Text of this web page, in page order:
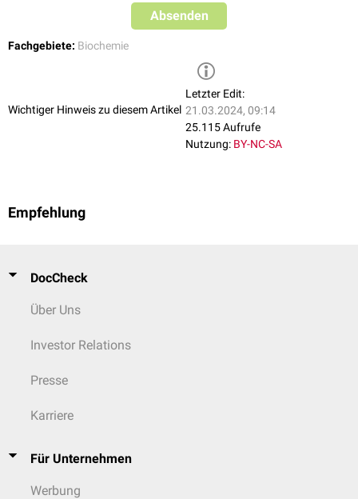
Absenden
Fachgebiete: Biochemie
Wichtiger Hinweis zu diesem Artikel
Letzter Edit:
21.03.2024, 09:14
25.115 Aufrufe
Nutzung: BY-NC-SA
Empfehlung
DocCheck
Über Uns
Investor Relations
Presse
Karriere
Für Unternehmen
Werbung